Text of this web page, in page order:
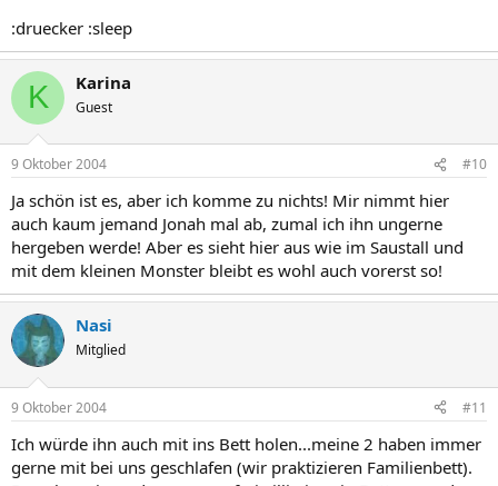
:druecker :sleep
K Karina
Guest
9 Oktober 2004 #10
Ja schön ist es, aber ich komme zu nichts! Mir nimmt hier
auch kaum jemand Jonah mal ab, zumal ich ihn ungerne
hergeben werde! Aber es sieht hier aus wie im Saustall und
mit dem kleinen Monster bleibt es wohl auch vorerst so!
Nasi
Mitglied
9 Oktober 2004 #11
Ich würde ihn auch mit ins Bett holen...meine 2 haben immer
gerne mit bei uns geschlafen (wir praktizieren Familienbett).